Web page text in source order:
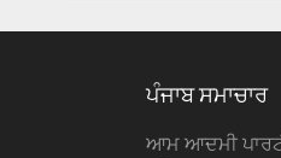
ਪੰਜਾਬ ਸਮਾਚਾਰ
ਆਮ ਆਦਮੀ